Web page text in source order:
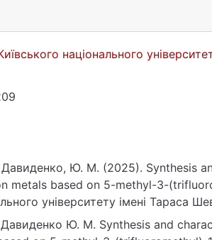
національного
Давиденко, Ю. М. (2025). Synthesis
metals based on 5-methyl-3-
університету імені Тараса
10.17721/1728-
Ю. М. Synthesis and